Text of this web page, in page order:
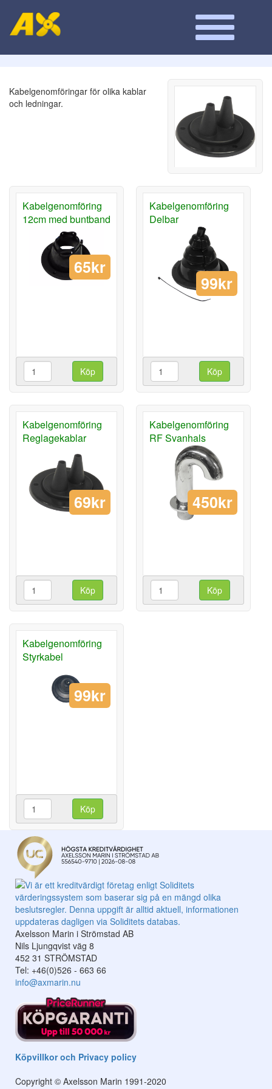
Kabelgenomföringar för olika kablar
och ledningar.
Kabelgenomföring
12cm med buntband
65kr
Köp
Kabelgenomföring
Delbar
99kr
Köp
Kabelgenomföring
Reglagekablar
69kr
Köp
Kabelgenomföring
RF Svanhals
450kr
Köp
Kabelgenomföring
Styrkabel
99kr
Köp
Axelsson Marin i Strömstad AB
Nils Ljungqvist väg 8
452 31 STRÖMSTAD
Tel: +46(0)526 - 663 66
info@axmarin.nu
Köpvillkor och Privacy policy
Copyright © Axelsson Marin 1991-2020